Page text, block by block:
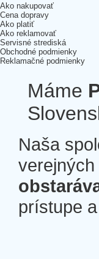
Ako nakupovať
Cena dopravy
Ako platiť
Ako reklamovať
Servisné strediská
Obchodné podmienky
Reklamačné podmienky
Máme
Naša
prístupe